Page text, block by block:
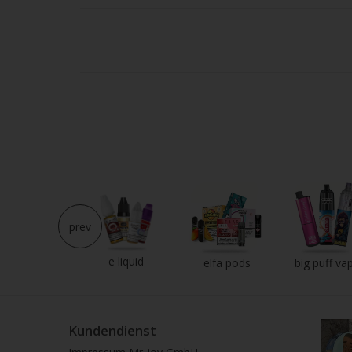
e liquid elfa pods big puff
prev
Kundendienst